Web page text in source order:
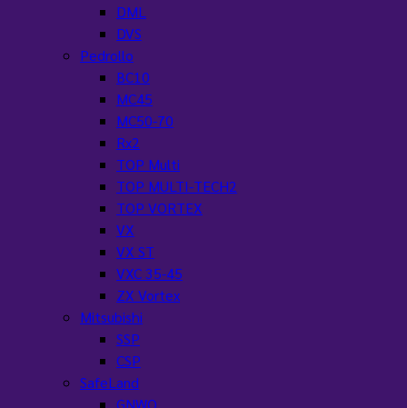
DML
DVS
Pedrollo
BC10
MC45
MC50-70
Rx2
TOP Multi
TOP MULTI-TECH2
TOP VORTEX
VX
VX ST
VXC 35-45
ZX Vortex
Mitsubishi
SSP
CSP
SafeLand
GNWQ